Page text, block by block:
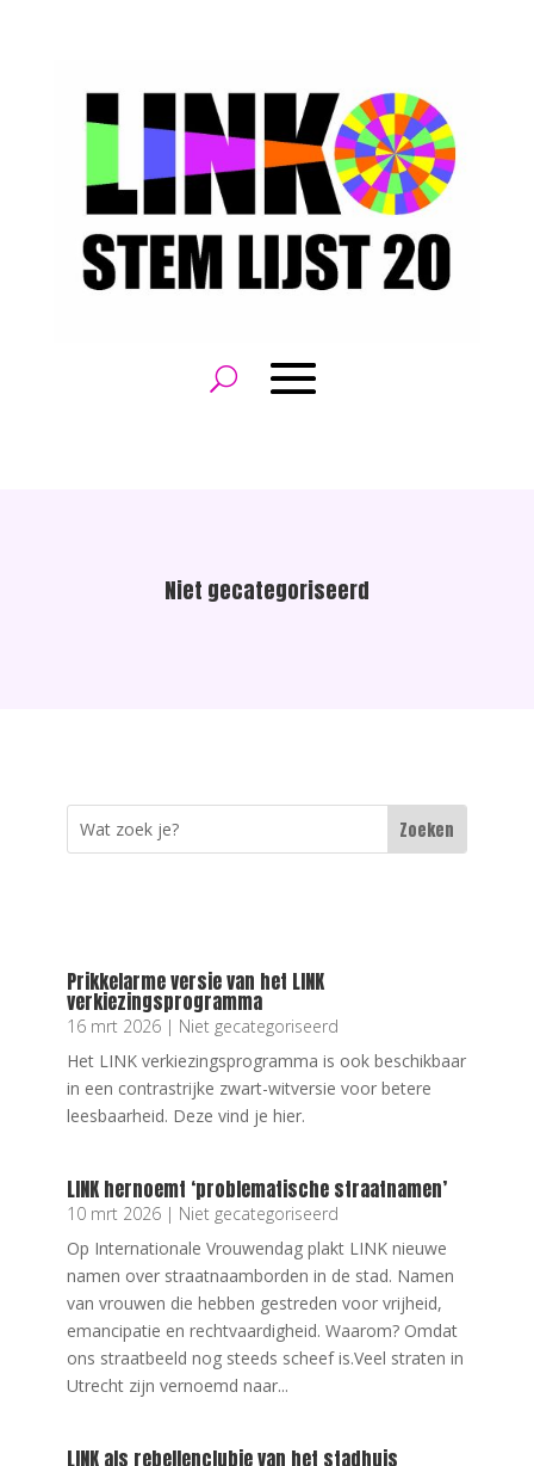
Niet gecategoriseerd
Prikkelarme versie van het LINK
verkiezingsprogramma
16 mrt 2026 | Niet gecategoriseerd
Het LINK verkiezingsprogramma is ook beschikbaar
in een contrastrijke zwart-witversie voor betere
leesbaarheid. Deze vind je hier.
LINK hernoemt ‘problematische straatnamen’
10 mrt 2026 | Niet gecategoriseerd
Op Internationale Vrouwendag plakt LINK nieuwe
namen over straatnaamborden in de stad. Namen
van vrouwen die hebben gestreden voor vrijheid,
emancipatie en rechtvaardigheid. Waarom? Omdat
ons straatbeeld nog steeds scheef is.Veel straten in
Utrecht zijn vernoemd naar...
LINK als rebellenclubje van het stadhuis